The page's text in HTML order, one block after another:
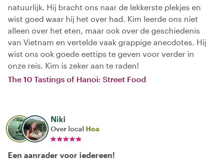
natuurlijk. Hij bracht ons naar de lekkerste plekjes en
wist goed waar hij het over had. Kim leerde ons niet
alleen over het eten, maar ook over de geschiedenis
van Vietnam en vertelde vaak grappige anecdotes. Hij
wist ons ook goede eettips te geven voor verder in
onze reis. Kim is zeker aan te raden!
The 10 Tastings of Hanoi: Street Food
Niki
Over local Hoa
Een aanrader voor iedereen!